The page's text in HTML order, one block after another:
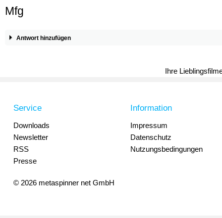
Mfg
Antwort hinzufügen
Ihre
Service
Downloads
Newsletter
RSS
Presse
Information
Impressum
Datenschutz
Nutzungsbedingungen
© 2026 metaspinner net GmbH